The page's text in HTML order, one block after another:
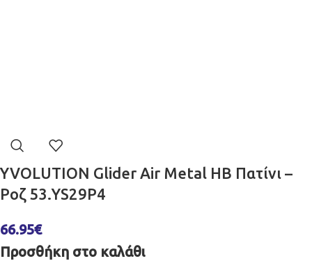
YVOLUTION Glider Air Metal HB Πατίνι –
Ροζ 53.YS29P4
66.95€
Προσθήκη στο καλάθι